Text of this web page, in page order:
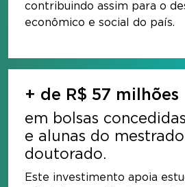
contribuindo assim para o
econômico e social do país.
+ de R$ 57 milhões
em bolsas
e alunas do
doutorado.
Este investimento apoia